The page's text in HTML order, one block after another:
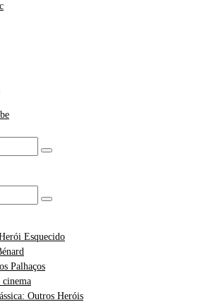
Esquecido
Palhaços
cinema
Outros Heróis